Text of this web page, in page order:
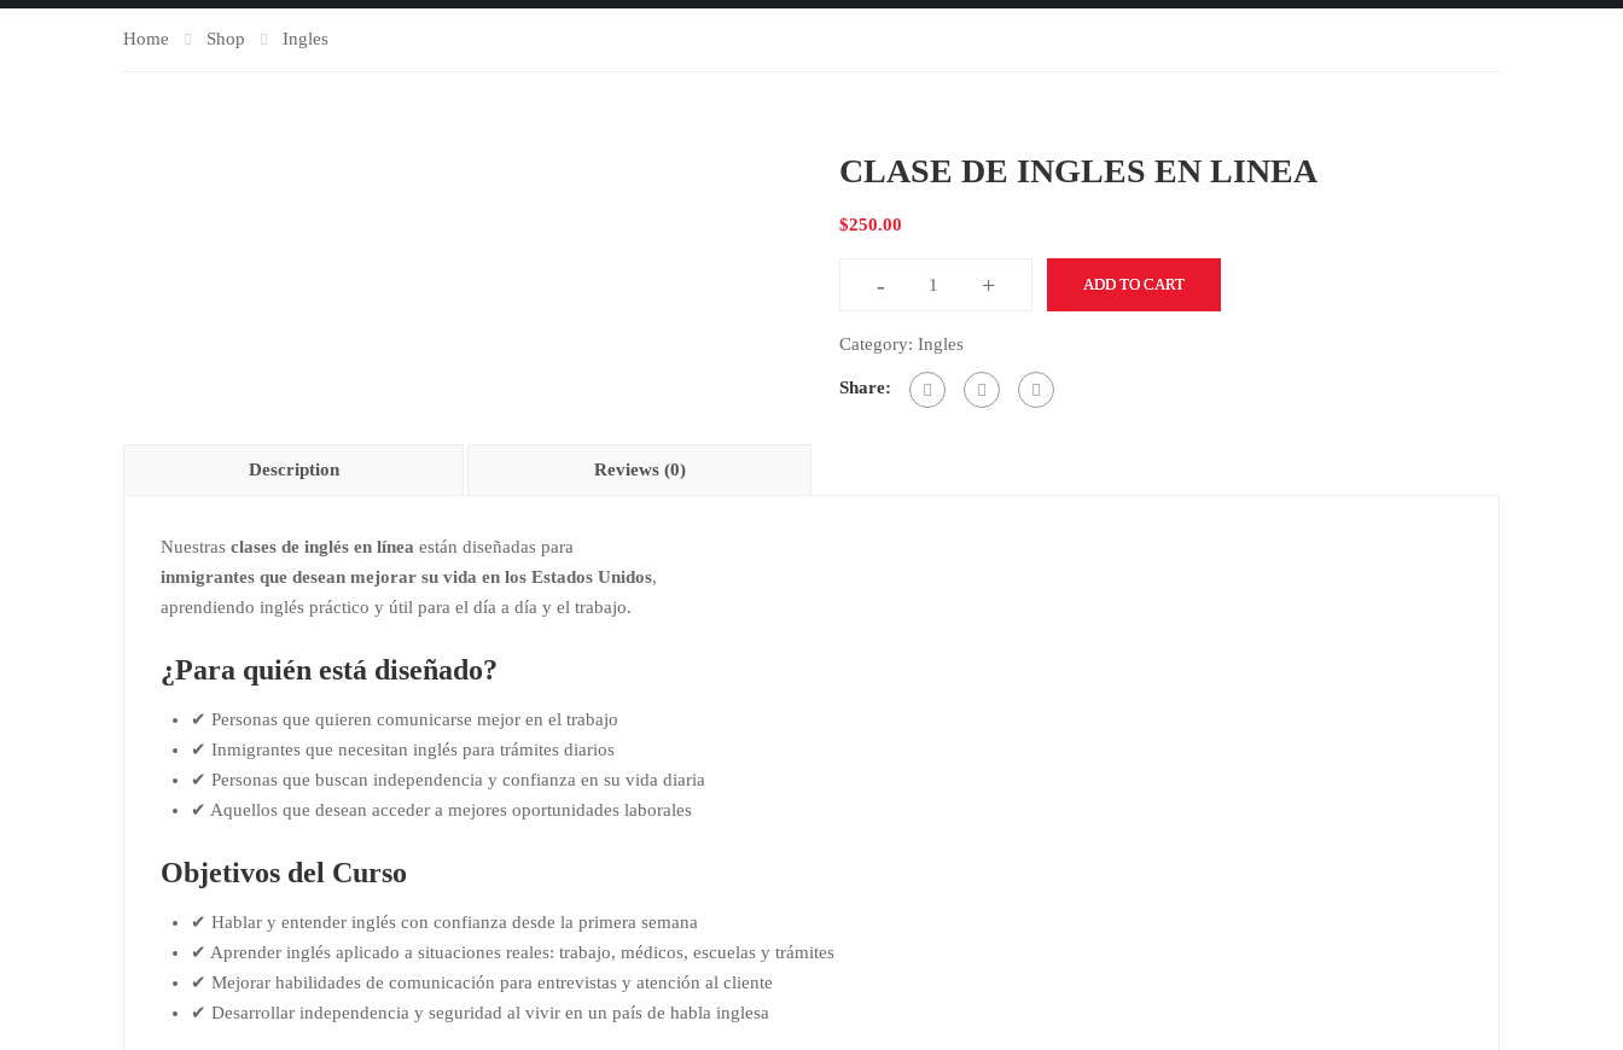
Home Shop Ingles
CLASE DE INGLES EN LINEA
$250.00
-
CLASE
INGLES
EN
+ ADD TO CART
Category: Ingles
Share:
Description Reviews (0)
Nuestras clases de inglés en línea están diseñadas para
inmigrantes que desean mejorar su vida en los Estados Unidos,
aprendiendo inglés práctico y útil para el día a día y el trabajo.
¿Para quién está diseñado?
✔ Personas que quieren comunicarse mejor en el trabajo
✔ Inmigrantes que necesitan inglés para trámites diarios
✔ Personas que buscan independencia y confianza en su vida diaria
✔ Aquellos que desean acceder a mejores oportunidades laborales
Objetivos del Curso
✔ Hablar y entender inglés con confianza desde la primera semana
✔ Aprender inglés aplicado a situaciones reales: trabajo, médicos, escuelas y trámites
✔ Mejorar habilidades de comunicación para entrevistas y atención al cliente
✔ Desarrollar independencia y seguridad al vivir en un país de habla inglesa